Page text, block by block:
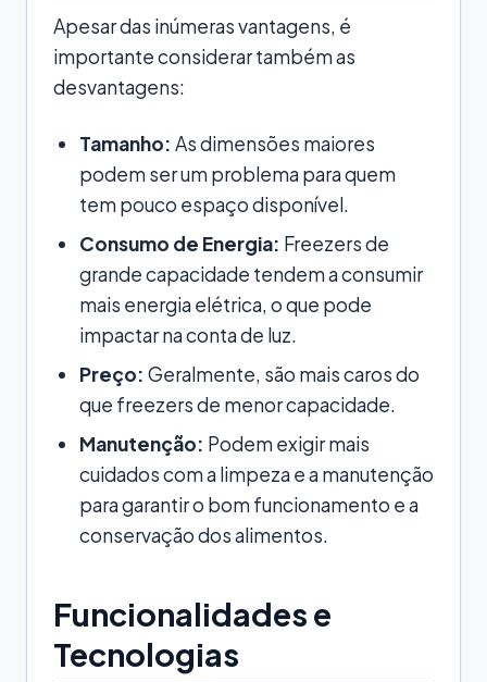
Apesar das inúmeras vantagens, é
importante considerar também as
desvantagens:
Tamanho: As dimensões maiores
podem ser um problema para quem
tem pouco espaço disponível.
Consumo de Energia: Freezers de
grande capacidade tendem a consumir
mais energia elétrica, o que pode
impactar na conta de luz.
Preço: Geralmente, são mais caros do
que freezers de menor capacidade.
Manutenção: Podem exigir mais
cuidados com a limpeza e a manutenção
para garantir o bom funcionamento e a
conservação dos alimentos.
Funcionalidades e
Tecnologias